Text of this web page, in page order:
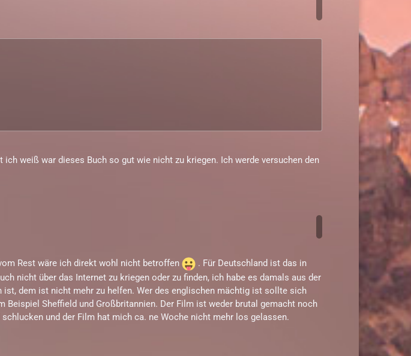
weiß war dieses Buch so gut wie nicht zu kriegen. Ich werde versuchen den
Rest wäre ich direkt wohl nicht betroffen
. Für Deutschland ist das in
nicht über das Internet zu kriegen oder zu finden, ich habe es damals aus der
dem ist nicht mehr zu helfen. Wer des englischen mächtig ist sollte sich
Sheffield und Großbritannien. Der Film ist weder brutal gemacht noch
und der Film hat mich ca. ne Woche nicht mehr los gelassen.